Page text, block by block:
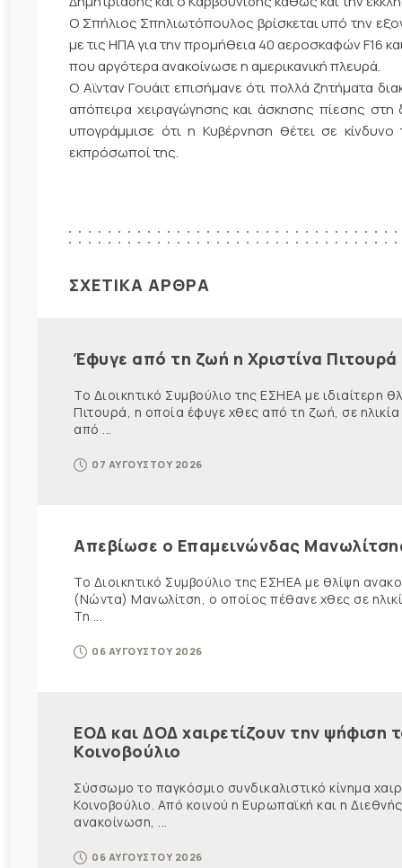
Ο Σπήλιος Σπηλιωτόπουλος βρίσκεται υπό την
με τις ΗΠΑ για την προμήθεια 40 αεροσκαφών F16
που αργότερα ανακοίνωσε η αμερικανική πλευρά.
Ο Αϊνταν Γουάιτ επισήμανε ότι πολλά ζητήματα
απόπειρα χειραγώγησης και άσκησης πίεσης στη
υπογράμμισε ότι η Κυβέρνηση θέτει σε
εκπρόσωποί της.
ΣΧΕΤΙΚΑ ΑΡΘΡΑ
Έφυγε από τη ζωή η Χριστίνα Πιτουρά
Το Διοικητικό Συμβούλιο της ΕΣΗΕΑ με ιδιαίτερη
Πιτουρά, η οποία έφυγε χθες από τη ζωή, σε
από ...
07 ΑΥΓΟΥΣΤΟΥ 2026
Απεβίωσε ο Επαμεινώνδας
Το Διοικητικό Συμβούλιο της ΕΣΗΕΑ με θλίψη
(Νώντα) Μανωλίτση, ο οποίος πέθανε χθες σε
Τη ...
06 ΑΥΓΟΥΣΤΟΥ 2026
ΕΟΔ και ΔΟΔ χαιρετίζουν την ψήφιση
Κοινοβούλιο
Σύσσωμο το παγκόσμιο συνδικαλιστικό κίνημα
Κοινοβούλιο. Από κοινού η Ευρωπαϊκή και η
ανακοίνωση, ...
06 ΑΥΓΟΥΣΤΟΥ 2026